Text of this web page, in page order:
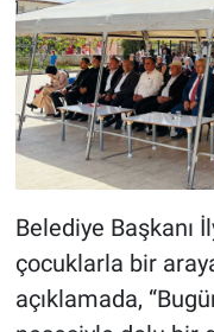
Belediye Başkanı
çocuklarla bir
açıklamada,